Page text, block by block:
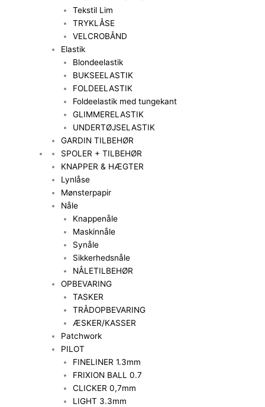
Tekstil Lim
TRYKLÅSE
VELCROBÅND
Elastik
Blondeelastik
BUKSEELASTIK
FOLDEELASTIK
Foldeelastik med tungekant
GLIMMERELASTIK
UNDERTØJSELASTIK
GARDIN TILBEHØR
SPOLER + TILBEHØR
KNAPPER & HÆGTER
Lynlåse
Mønsterpapir
Nåle
Knappenåle
Maskinnåle
Synåle
Sikkerhedsnåle
NÅLETILBEHØR
OPBEVARING
TASKER
TRÅDOPBEVARING
ÆSKER/KASSER
Patchwork
PILOT
FINELINER 1.3mm
FRIXION BALL 0.7
CLICKER 0,7mm
LIGHT 3.3mm